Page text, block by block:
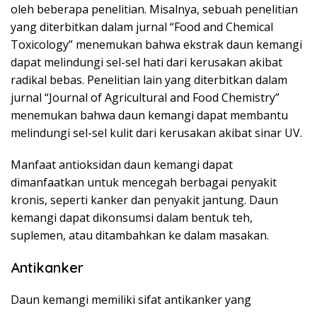
oleh beberapa penelitian. Misalnya, sebuah penelitian
yang diterbitkan dalam jurnal “Food and Chemical
Toxicology” menemukan bahwa ekstrak daun kemangi
dapat melindungi sel-sel hati dari kerusakan akibat
radikal bebas. Penelitian lain yang diterbitkan dalam
jurnal “Journal of Agricultural and Food Chemistry”
menemukan bahwa daun kemangi dapat membantu
melindungi sel-sel kulit dari kerusakan akibat sinar UV.
Manfaat antioksidan daun kemangi dapat
dimanfaatkan untuk mencegah berbagai penyakit
kronis, seperti kanker dan penyakit jantung. Daun
kemangi dapat dikonsumsi dalam bentuk teh,
suplemen, atau ditambahkan ke dalam masakan.
Antikanker
Daun kemangi memiliki sifat antikanker yang